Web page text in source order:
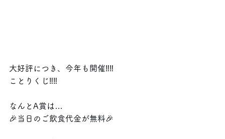
大好評につき、今年も開催‼️‼️
ことりくじ‼️‼️
なんとA賞は…
🎉当日のご飲食代金が無料🎉